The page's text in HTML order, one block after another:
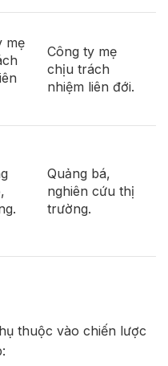
mẹ
Công ty mẹ
chịu trách
nhiệm liên đới.
Quảng bá,
nghiên cứu thị
trường.
thuộc vào chiến lược